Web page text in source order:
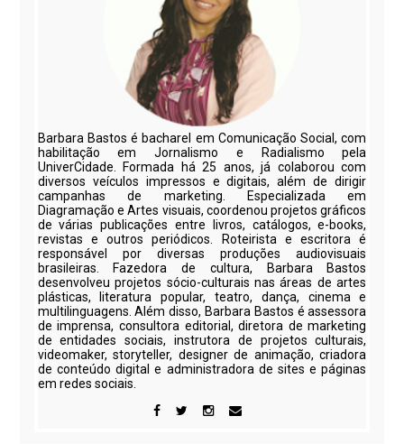
Barbara Bastos é bacharel em Comunicação Social, com
habilitação em Jornalismo e Radialismo pela
UniverCidade. Formada há 25 anos, já colaborou com
diversos veículos impressos e digitais, além de dirigir
campanhas de marketing. Especializada em
Diagramação e Artes visuais, coordenou projetos gráficos
de várias publicações entre livros, catálogos, e-books,
revistas e outros periódicos. Roteirista e escritora é
responsável por diversas produções audiovisuais
brasileiras. Fazedora de cultura, Barbara Bastos
desenvolveu projetos sócio-culturais nas áreas de artes
plásticas, literatura popular, teatro, dança, cinema e
multilinguagens. Além disso, Barbara Bastos é assessora
de imprensa, consultora editorial, diretora de marketing
de entidades sociais, instrutora de projetos culturais,
videomaker, storyteller, designer de animação, criadora
de conteúdo digital e administradora de sites e páginas
em redes sociais.